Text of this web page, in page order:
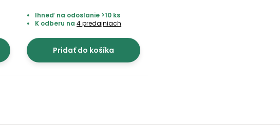
Ihneď na odoslanie >10 ks
K odberu na4 predajniach
Pridať do košíka